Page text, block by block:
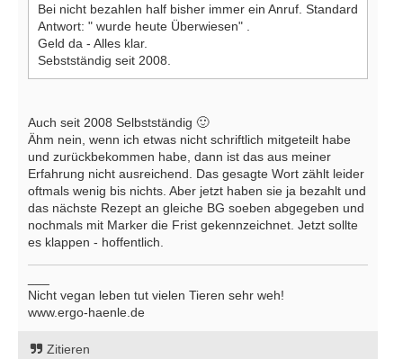
Bei nicht bezahlen half bisher immer ein Anruf. Standard
Antwort: " wurde heute Überwiesen" .
Geld da - Alles klar.
Sebstständig seit 2008.
Auch seit 2008 Selbstständig 🙂
Ähm nein, wenn ich etwas nicht schriftlich mitgeteilt habe
und zurückbekommen habe, dann ist das aus meiner
Erfahrung nicht ausreichend. Das gesagte Wort zählt leider
oftmals wenig bis nichts. Aber jetzt haben sie ja bezahlt und
das nächste Rezept an gleiche BG soeben abgegeben und
nochmals mit Marker die Frist gekennzeichnet. Jetzt sollte
es klappen - hoffentlich.
Nicht vegan leben tut vielen Tieren sehr weh!
www.ergo-haenle.de
Zitieren